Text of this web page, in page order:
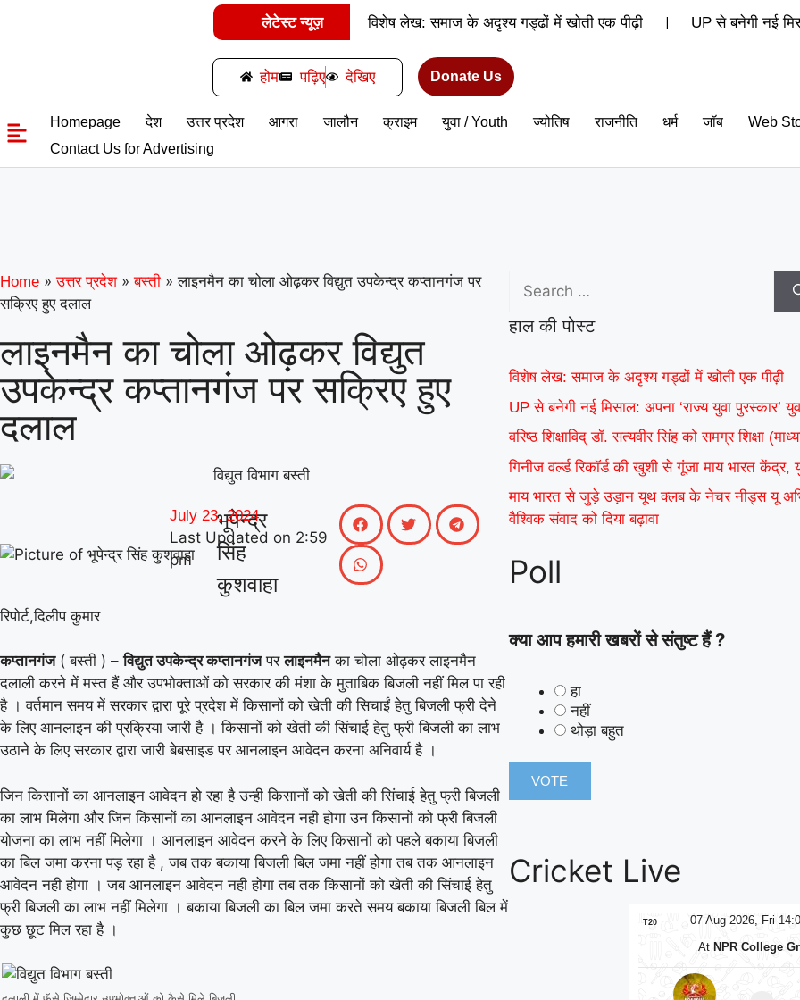
लेटेस्ट न्यूज़ विशेष लेख: समाज के अदृश्य गड्ढों में खोती एक पीढ़ी | UP से बनेगी नई
समर्पित करेंगे अमन | वरिष्ठ शिक्षाविद् डॉ. सत्यवीर सिंह को समग्र शिक्षा
गिनीज वर्ल्ड रिकॉर्ड की खुशी से गूंजा माय भारत केंद्र, युवाओं ने कहा- यह हमारी
उड़ान यूथ क्लब के नेचर नीड्स यू अभियान ने पर्यावरण अनुकूल जीवनशैली पर वैश्विक
के विश्व रिकॉर्ड समारोह में जब दिखे बागपत के अमन, गर्व से भर उठा यूपी |
होम पढ़िए देखिए Donate Us
Homepage देश उत्तर प्रदेश आगरा जालौन क्राइम युवा / Youth ज्योतिष राजनीति धर्म जॉब Web
Contact Us for Advertising
Home » उत्तर प्रदेश » बस्ती » लाइनमैन का चोला ओढ़कर विद्युत उपकेन्द्र कप्तानगंज पर
सक्रिए हुए दलाल
लाइनमैन का चोला ओढ़कर विद्युत
उपकेन्द्र कप्तानगंज पर सक्रिए हुए
दलाल
भूपेन्द्र
सिंह
कुशवाहा
July 23, 2024
Last Updated on 2:59
pm
रिपोर्ट,दिलीप कुमार
कप्तानगंज( बस्ती ) –विद्युत उपकेन्द्र कप्तानगंजपरलाइनमैनका चोला ओढ़कर लाइनमैन
दलाली करने में मस्त हैं और उपभोक्ताओं को सरकार की मंशा के मुताबिक बिजली नहीं मिल पा रही
है । वर्तमान समय में सरकार द्वारा पूरे प्रदेश में किसानों को खेती की सिचाईं हेतु बिजली फ्री देने
के लिए आनलाइन की प्रक्रिया जारी है । किसानों को खेती की सिंचाई हेतु फ्री बिजली का लाभ
उठाने के लिए सरकार द्वारा जारी बेबसाइड पर आनलाइन आवेदन करना अनिवार्य है ।
जिन किसानों का आनलाइन आवेदन हो रहा है उन्ही किसानों को खेती की सिंचाई हेतु फ्री बिजली
का लाभ मिलेगा और जिन किसानों का आनलाइन आवेदन नही होगा उन किसानों को फ्री बिजली
योजना का लाभ नहीं मिलेगा । आनलाइन आवेदन करने के लिए किसानों को पहले बकाया बिजली
का बिल जमा करना पड़ रहा है , जब तक बकाया बिजली बिल जमा नहीं होगा तब तक आनलाइन
आवेदन नही होगा । जब आनलाइन आवेदन नही होगा तब तक किसानों को खेती की सिंचाई हेतु
फ्री बिजली का लाभ नहीं मिलेगा । बकाया बिजली का बिल जमा करते समय बकाया बिजली बिल में
कुछ छूट मिल रहा है ।
हाल की पोस्ट
विशेष लेख: समाज के अदृश्य गड्ढों में खोती एक पीढ़ी
UP से बनेगी नई मिसाल: अपना ‘राज्य युवा पुरस्कार’
वरिष्ठ शिक्षाविद् डॉ. सत्यवीर सिंह को समग्र शिक्षा
गिनीज वर्ल्ड रिकॉर्ड की खुशी से गूंजा माय भारत केंद्र,
माय भारत से जुड़े उड़ान यूथ क्लब के नेचर नीड्स यू
वैश्विक संवाद को दिया बढ़ावा
Poll
क्या आप हमारी खबरों से संतुष्ट हैं ?
हा
नहीं
थोड़ा बहुत
Cricket Live
07 Aug 2026, Fri
T20
At Edgbaston
Birmingham Phoenix